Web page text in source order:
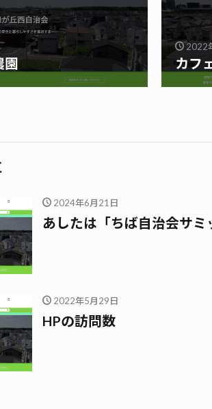
園
2022
カフ
2024年6月21日
あしたは「ちば自治会サミ
2022年5月29日
HPの訪問数